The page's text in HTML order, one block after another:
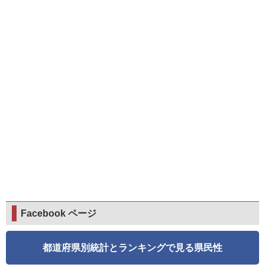
Facebook ページ
都道府県別統計とランキングで見る県民性